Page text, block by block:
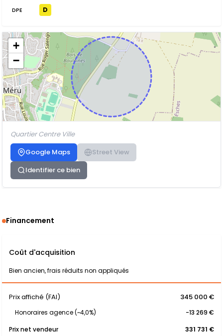
DPE D
+
−
Quartier Centre Ville
Google Maps
Street View
Identifier ce bien
Financement
Coût d'acquisition
Bien ancien, frais réduits non appliqués
Prix affiché (FAI) 345 000 €
Honoraires agence (~4,0%)
-13 269 €
Prix net vendeur
331 731 €